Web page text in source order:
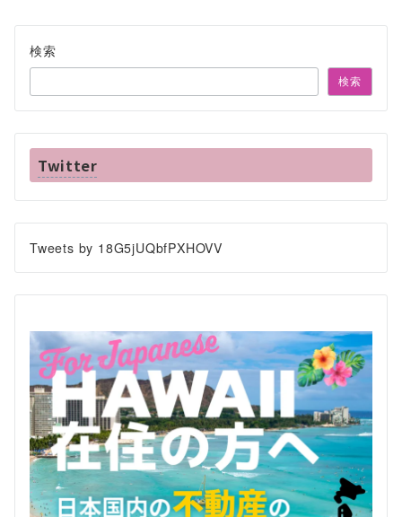
検索
検索
Twitter
Tweets by 18G5jUQbfPXHOVV